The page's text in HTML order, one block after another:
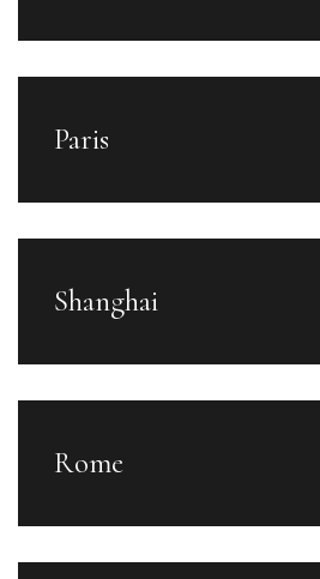
Paris
Shanghai
Rome